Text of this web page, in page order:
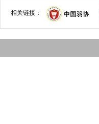
相关链接：